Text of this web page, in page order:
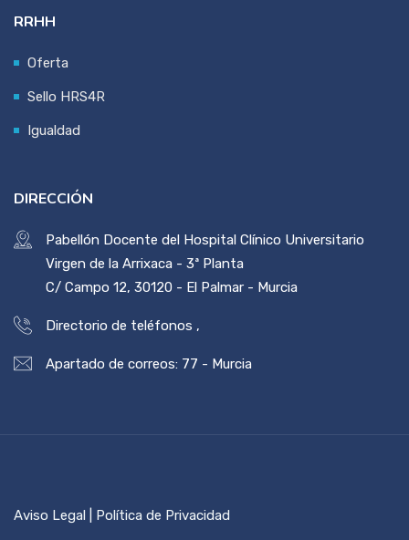
RRHH
Oferta
Sello HRS4R
Igualdad
DIRECCIÓN
Pabellón Docente del Hospital Clínico Universitario
Virgen de la Arrixaca - 3ª Planta
C/ Campo 12, 30120 - El Palmar - Murcia
Directorio de teléfonos ,
Apartado de correos: 77 - Murcia
Aviso Legal | Política de Privacidad